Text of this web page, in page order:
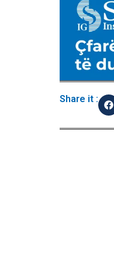
Share it :